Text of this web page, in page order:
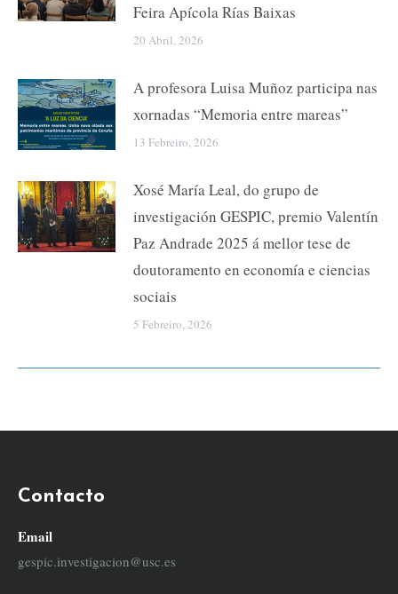
Feira Apícola Rías Baixas
20 Abril, 2026
A profesora Luisa Muñoz participa nas
xornadas “Memoria entre mareas”
13 Febreiro, 2026
Xosé María Leal, do grupo de
investigación GESPIC, premio Valentín
Paz Andrade 2025 á mellor tese de
doutoramento en economía e ciencias
sociais
5 Febreiro, 2026
Contacto
Email
gespic.investigacion@usc.es